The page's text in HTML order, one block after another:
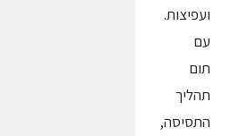
ועפיצות.
עם
תום
תהליך
התסיסה,